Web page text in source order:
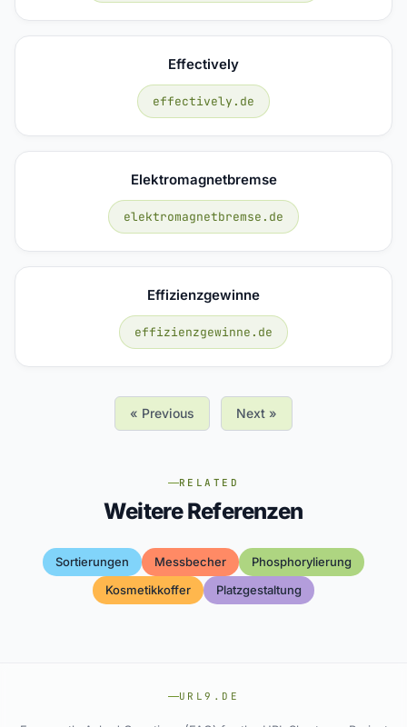
Effectively
effectively.de
Elektromagnetbremse
elektromagnetbremse.de
Effizienzgewinne
effizienzgewinne.de
« Previous Next »
RELATED
Weitere Referenzen
Sortierungen Messbecher
Phosphorylierung
Kosmetikkoffer
Platzgestaltung
URL9.DE